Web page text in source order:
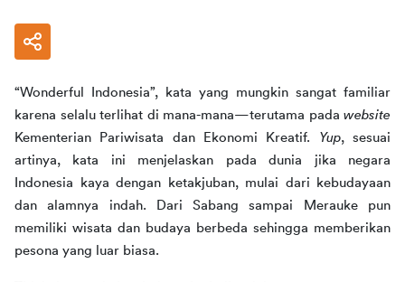
“Wonderful Indonesia”, kata yang mungkin sangat familiar
karena selalu terlihat di mana-mana—terutama pada website
Kementerian Pariwisata dan Ekonomi Kreatif. Yup, sesuai
artinya, kata ini menjelaskan pada dunia jika negara
Indonesia kaya dengan ketakjuban, mulai dari kebudayaan
dan alamnya indah. Dari Sabang sampai Merauke pun
memiliki wisata dan budaya berbeda sehingga memberikan
pesona yang luar biasa.